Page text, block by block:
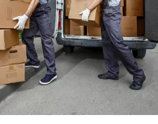
Tehertaxi 0-24 kapcsán?
örömmel segít önnek
minket és mi örömmel
Tehertaxi 0-24 kapcsán?
örömmel segít önnek
minket és mi örömmel